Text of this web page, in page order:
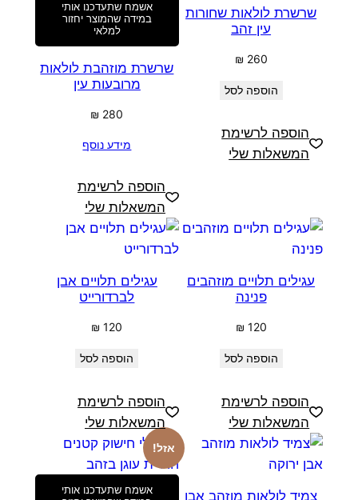
שרשרת לולאות שחורות
עין זהב
₪ 260
הוספה לסל
הוספה לרשימת
המשאלות שלי
אשמח שתעדכנו אותי
במידה שהמוצר יחזור
למלאי
שרשרת מוזהבת לולאות
מרובעות עין
₪ 280
מידע נוסף
הוספה לרשימת
המשאלות שלי
עגילים תלויים מוזהבים
פנינה
₪ 120
הוספה לסל
הוספה לרשימת
המשאלות שלי
עגילים תלויים אבן
לברדורייט
₪ 120
הוספה לסל
הוספה לרשימת
המשאלות שלי
צמיד לולאות מוזהב אבן
אזל!
אשמח שתעדכנו אותי